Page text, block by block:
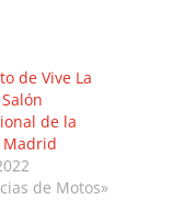
de Vive La
de la
Madrid
de Motos»